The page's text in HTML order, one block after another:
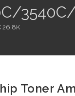
26.8K
Toner